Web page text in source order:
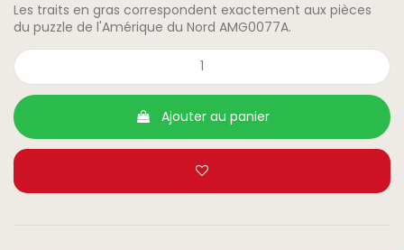
Les traits en gras correspondent exactement aux pièces
du puzzle de l'Amérique du Nord AMG0077A.
Ajouter au panier